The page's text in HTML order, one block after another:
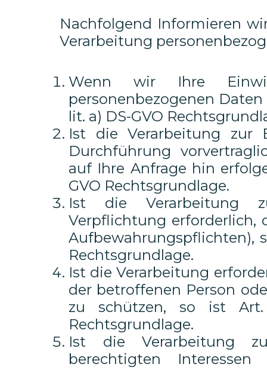
Nachfolgend Informieren
Verarbeitung
Wenn wir Ihre
personenbezogenen Daten
lit. a) DS-GVO
Ist die Verarbeitung zur
Durchführung
auf Ihre Anfrage hin
GVO Rechtsgrundlage.
Ist die Verarbeitung
Verpflichtung erforderlich,
Aufbewahrungspflichten),
Rechtsgrundlage.
Ist die Verarbeitung
der betroffenen Person
zu schützen, so ist
Rechtsgrundlage.
Ist die Verarbeitung
berechtigten